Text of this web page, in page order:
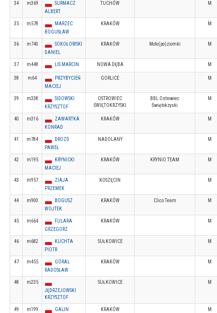
34 m369
SURMACZ
ALBERT
TUCHÓW M
35 m578
MARZEC
BOGUSŁAW
KRAKÓW M
36 m740
SOKOŁOWSKI
DANIEL
KRAKÓW Moto(po)ziomki M
37 m448 LIS MARCIN NOWA DĘBA M
38 m64
PRZYBYCIEŃ
MACIEJ
GORLICE M
39 m338
SIDOWSKI
KRZYSZTOF
OSTROWIEC
ŚWIĘTOKRZYSKI
BBL Ostrowiec
Świętokzyski
M
40 m316
ZAWARTKA
KONRAD
KRAKÓW M
41 m784
DROZD
PAWEŁ
NADOLANY M
42 m195
KRYNICKI
MACIEJ
KRAKÓW KRYNIO TEAM M
43 m957
ZIAJA
PRZEMEK
KOSZĘCIN M
44 m900
BOGUSZ
WOJTEK
KRAKÓW Clico Team M
45 m664
FULARA
GRZEGORZ
KRAKÓW M
46 m682
KUCHTA
PIOTR
SUŁKOWICE M
47 m455
GÓRAL
RADOSŁAW
KRAKÓW M
48
m235
JĘDRZEJOWSKI
KRZYSZTOF
SUŁKOWICE M
49 m199
GALIN
KRAKÓW M